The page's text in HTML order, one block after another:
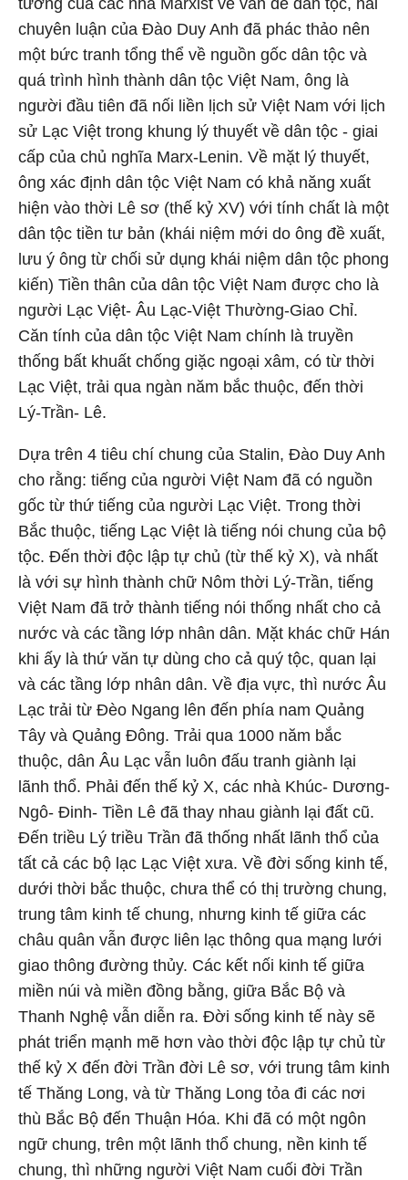
tưởng của các nhà Marxist về vấn đề dân tộc, hai
chuyên luận của Đào Duy Anh đã phác thảo nên
một bức tranh tổng thể về nguồn gốc dân tộc và
quá trình hình thành dân tộc Việt Nam, ông là
người đầu tiên đã nối liền lịch sử Việt Nam với lịch
sử Lạc Việt trong khung lý thuyết về dân tộc - giai
cấp của chủ nghĩa Marx-Lenin. Về mặt lý thuyết,
ông xác định dân tộc Việt Nam có khả năng xuất
hiện vào thời Lê sơ (thế kỷ XV) với tính chất là một
dân tộc tiền tư bản (khái niệm mới do ông đề xuất,
lưu ý ông từ chối sử dụng khái niệm dân tộc phong
kiến) Tiền thân của dân tộc Việt Nam được cho là
người Lạc Việt- Âu Lạc-Việt Thường-Giao Chỉ.
Căn tính của dân tộc Việt Nam chính là truyền
thống bất khuất chống giặc ngoại xâm, có từ thời
Lạc Việt, trải qua ngàn năm bắc thuộc, đến thời
Lý-Trần- Lê.
Dựa trên 4 tiêu chí chung của Stalin, Đào Duy Anh
cho rằng: tiếng của người Việt Nam đã có nguồn
gốc từ thứ tiếng của người Lạc Việt. Trong thời
Bắc thuộc, tiếng Lạc Việt là tiếng nói chung của bộ
tộc. Đến thời độc lập tự chủ (từ thế kỷ X), và nhất
là với sự hình thành chữ Nôm thời Lý-Trần, tiếng
Việt Nam đã trở thành tiếng nói thống nhất cho cả
nước và các tầng lớp nhân dân. Mặt khác chữ Hán
khi ấy là thứ văn tự dùng cho cả quý tộc, quan lại
và các tầng lớp nhân dân. Về địa vực, thì nước Âu
Lạc trải từ Đèo Ngang lên đến phía nam Quảng
Tây và Quảng Đông. Trải qua 1000 năm bắc
thuộc, dân Âu Lạc vẫn luôn đấu tranh giành lại
lãnh thổ. Phải đến thế kỷ X, các nhà Khúc- Dương-
Ngô- Đinh- Tiền Lê đã thay nhau giành lại đất cũ.
Đến triều Lý triều Trần đã thống nhất lãnh thổ của
tất cả các bộ lạc Lạc Việt xưa. Về đời sống kinh tế,
dưới thời bắc thuộc, chưa thể có thị trường chung,
trung tâm kinh tế chung, nhưng kinh tế giữa các
châu quân vẫn được liên lạc thông qua mạng lưới
giao thông đường thủy. Các kết nối kinh tế giữa
miền núi và miền đồng bằng, giữa Bắc Bộ và
Thanh Nghệ vẫn diễn ra. Đời sống kinh tế này sẽ
phát triển mạnh mẽ hơn vào thời độc lập tự chủ từ
thế kỷ X đến đời Trần đời Lê sơ, với trung tâm kinh
tế Thăng Long, và từ Thăng Long tỏa đi các nơi
thù Bắc Bộ đến Thuận Hóa. Khi đã có một ngôn
ngữ chung, trên một lãnh thổ chung, nền kinh tế
chung, thì những người Việt Nam cuối đời Trần